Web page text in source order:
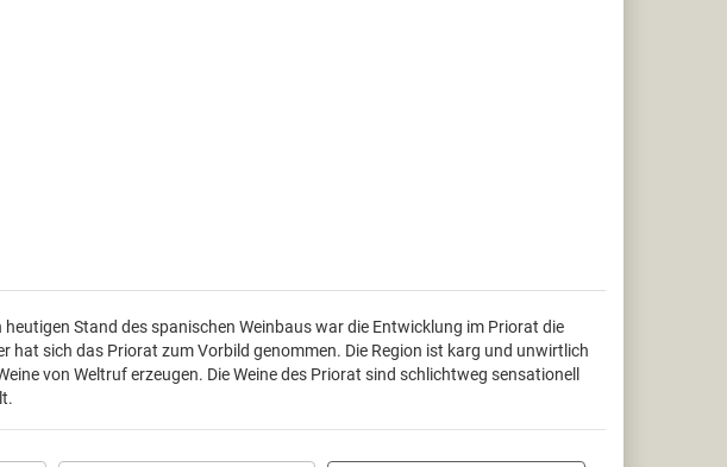
Stand des spanischen Weinbaus war die Entwicklung im Priorat die
hat sich das Priorat zum Vorbild genommen. Die Region ist karg und unwirtlich
von Weltruf erzeugen. Die Weine des Priorat sind schlichtweg sensationell